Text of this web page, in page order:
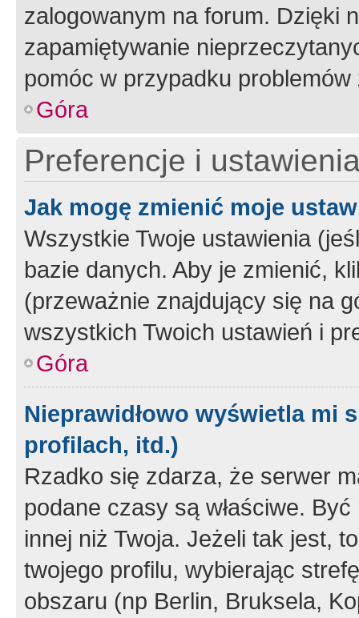
zalogowanym na forum. Dzięki
zapamiętywanie
pomóc w przypadku
Góra
Preferencje i
Jak mogę zmienić moje
Wszystkie Twoje ustawienia
bazie danych. Aby je zmienić,
(przeważnie znajdujący się na
wszystkich Twoich ustawień i
Góra
Nieprawidłowo wyświetla mi
profilach, itd.)
Rzadko się zdarza, że serwer
podane czasy są właściwe.
innej niż Twoja. Jeżeli tak jest,
twojego profilu, wybierając
obszaru (np Berlin, Bruksela,